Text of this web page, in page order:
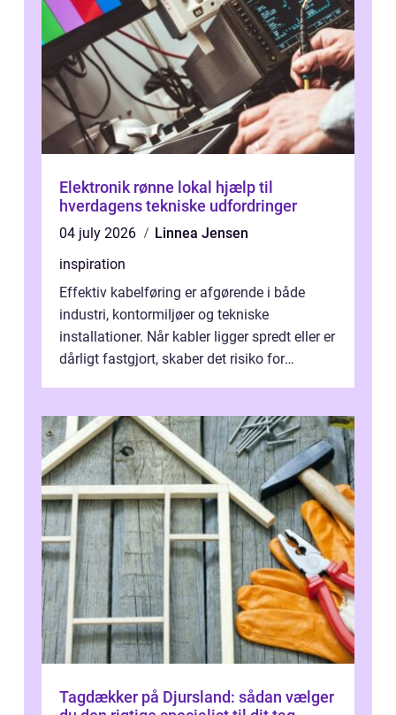
Elektronik rønne lokal hjælp til
hverdagens tekniske udfordringer
04 july 2026
Linnea Jensen
inspiration
Effektiv kabelføring er afgørende i både
industri, kontormiljøer og tekniske
installationer. Når kabler ligger spredt eller er
dårligt fastgjort, skaber det risiko for
Tagdækker på Djursland: sådan vælger